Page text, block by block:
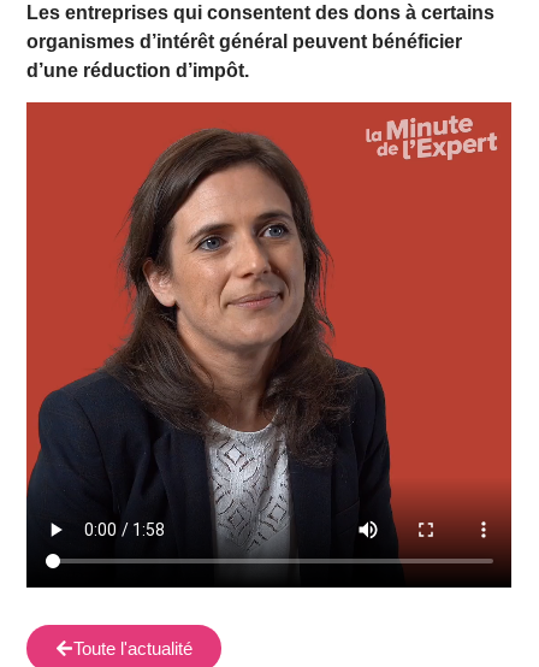
Les entreprises qui consentent des dons à certains
organismes d’intérêt général peuvent bénéficier
d’une réduction d’impôt.
Toute l'actualité